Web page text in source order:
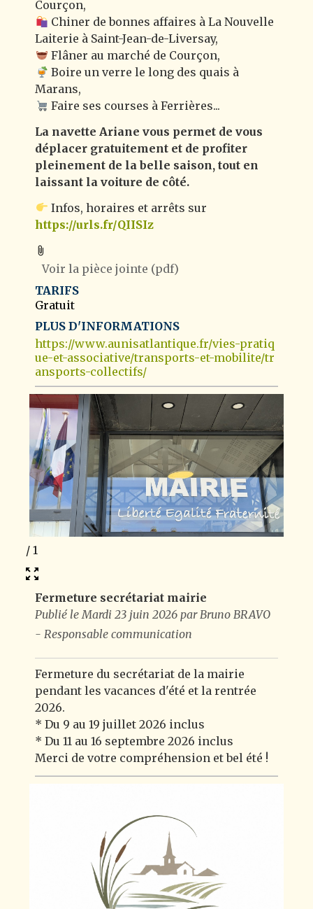
Courçon,
Chiner de bonnes affaires à La Nouvelle
Laiterie à Saint-Jean-de-Liversay,
Flâner au marché de Courçon,
Boire un verre le long des quais à
Marans,
Faire ses courses à Ferrières...
La navette Ariane vous permet de vous
déplacer gratuitement et de profiter
pleinement de la belle saison, tout en
laissant la voiture de côté.
Infos, horaires et arrêts sur
https://urls.fr/QIISIz
Voir la pièce jointe (pdf)
TARIFS
Gratuit
PLUS D'INFORMATIONS
https://www.aunisatlantique.fr/vies-pratiq
ue-et-associative/transports-et-mobilite/tr
ansports-collectifs/
/1
Fermeture secrétariat mairie
Publié le Mardi 23 juin 2026 par Bruno BRAVO
- Responsable communication
Fermeture du secrétariat de la mairie
pendant les vacances d'été et la rentrée
2026.
* Du 9 au 19 juillet 2026 inclus
* Du 11 au 16 septembre 2026 inclus
Merci de votre compréhension et bel été !